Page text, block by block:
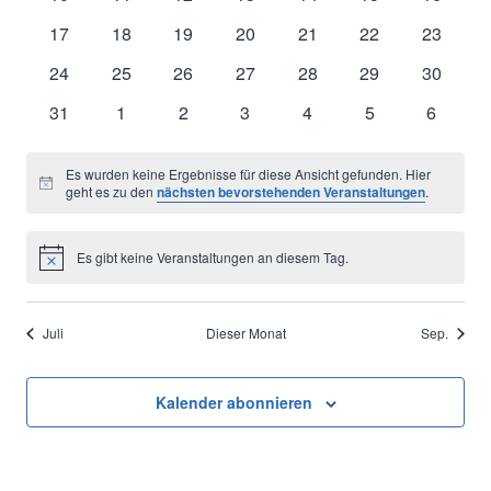
0
17
0
18
0
19
0
20
0
21
0
22
0
23
0
24
0
25
0
26
0
27
0
28
0
29
0
30
0
31
0
1
0
2
0
3
0
4
0
5
0
6
Hinweis
Es wurden keine Ergebnisse für diese Ansicht gefunden. Hier
geht es zu den nächsten bevorstehenden Veranstaltungen.
HinweisEs gibt keine Veranstaltungen an diesem Tag.
Juli Dieser Monat Sep.
Kalender abonnieren